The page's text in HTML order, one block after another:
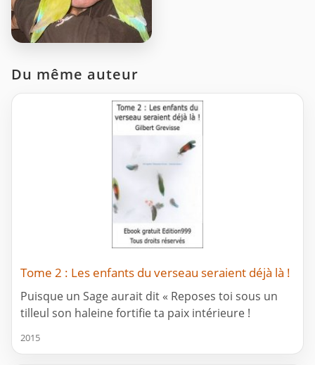
Du même auteur
Tome 2 : Les enfants du verseau seraient déjà là !
Puisque un Sage aurait dit « Reposes toi sous un
tilleul son haleine fortifie ta paix intérieure !
2015